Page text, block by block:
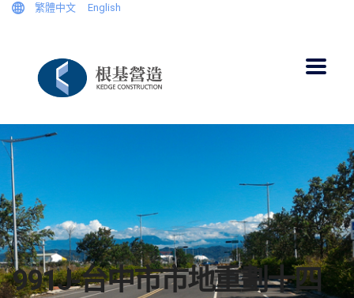
繁體中文 English
991J-台中市市地重劃十四